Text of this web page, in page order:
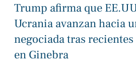
Trump afirma que
Ucrania avanzan hacia
negociada tras
en Ginebra